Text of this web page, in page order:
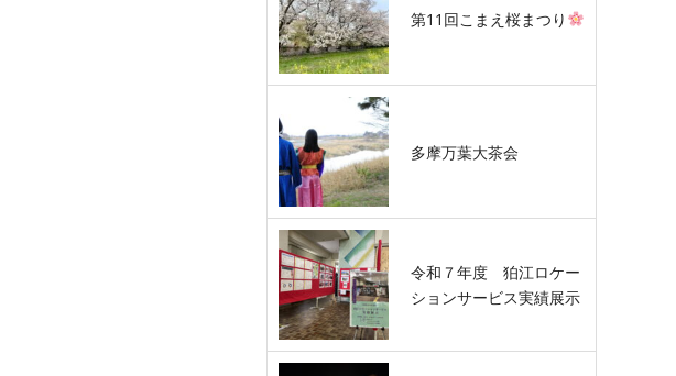
第11回こまえ桜まつり
多摩万葉大茶会
令和７年度 狛江ロケー
ションサービス実績展示